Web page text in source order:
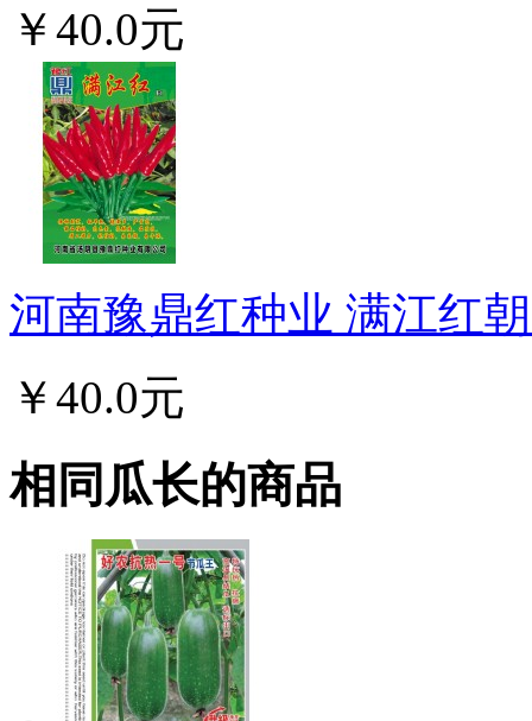
￥40.0元
河南豫鼎红种业 满江红
￥40.0元
相同瓜长的商品